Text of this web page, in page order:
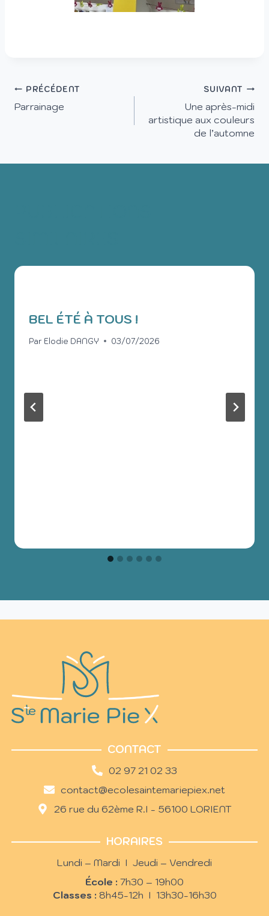
PRÉCÉDENT
Parrainage
SUIVANT
Une après-midi
artistique aux couleurs
de l’automne
BEL ÉTÉ À TOUS !
Par Elodie DANGY 03/07/2026
CONTACT
02 97 21 02 33
contact@ecolesaintemariepiex.net
26 rue du 62ème R.I - 56100 LORIENT
HORAIRES
Lundi – Mardi I Jeudi – Vendredi
École : 7h30 – 19h00
Classes : 8h45-12h I 13h30-16h30